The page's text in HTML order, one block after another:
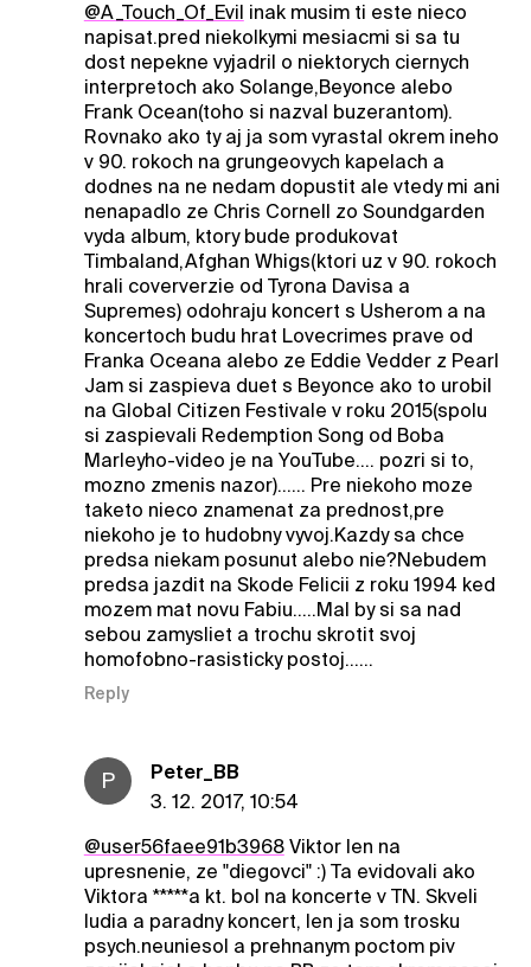
@A_Touch_Of_Evil inak musim ti este nieco
napisat.pred niekolkymi mesiacmi si sa tu
dost nepekne vyjadril o niektorych ciernych
interpretoch ako Solange,Beyonce alebo
Frank Ocean(toho si nazval buzerantom).
Rovnako ako ty aj ja som vyrastal okrem ineho
v 90. rokoch na grungeovych kapelach a
dodnes na ne nedam dopustit ale vtedy mi ani
nenapadlo ze Chris Cornell zo Soundgarden
vyda album, ktory bude produkovat
Timbaland,Afghan Whigs(ktori uz v 90. rokoch
hrali coververzie od Tyrona Davisa a
Supremes) odohraju koncert s Usherom a na
koncertoch budu hrat Lovecrimes prave od
Franka Oceana alebo ze Eddie Vedder z Pearl
Jam si zaspieva duet s Beyonce ako to urobil
na Global Citizen Festivale v roku 2015(spolu
si zaspievali Redemption Song od Boba
Marleyho-video je na YouTube.... pozri si to,
mozno zmenis nazor)...... Pre niekoho moze
taketo nieco znamenat za prednost,pre
niekoho je to hudobny vyvoj.Kazdy sa chce
predsa niekam posunut alebo nie?Nebudem
predsa jazdit na Skode Felicii z roku 1994 ked
mozem mat novu Fabiu.....Mal by si sa nad
sebou zamysliet a trochu skrotit svoj
homofobno-rasisticky postoj......
Reply
P
Peter_BB
3. 12. 2017, 10:54
@user56faee91b3968Viktor len na
upresnenie, ze "diegovci" :) Ta evidovali ako
Viktora *****a kt. bol na koncerte v TN. Skveli
ludia a paradny koncert, len ja som trosku
psych.neuniesol a prehnanym poctom piv